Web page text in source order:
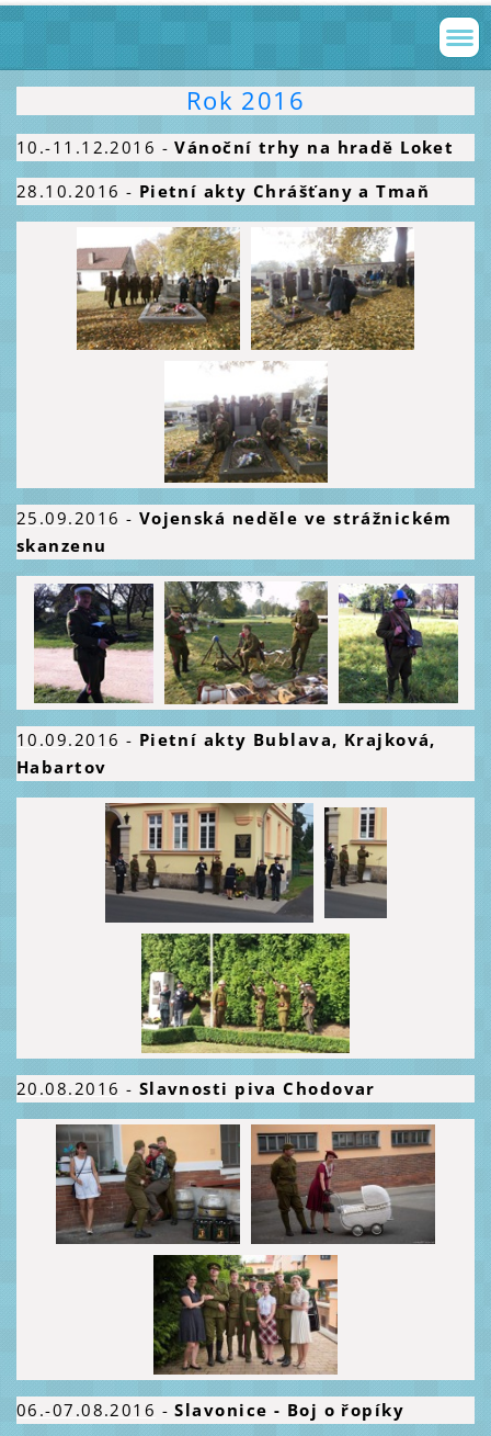
Rok 2016
10.-11.12.2016 -Vánoční trhy na hradě Loket
28.10.2016 - Pietní akty Chrášťany a Tmaň
25.09.2016 - Vojenská neděle ve strážnickém
skanzenu
10.09.2016 - Pietní akty Bublava, Krajková,
Habartov
20.08.2016 - Slavnosti piva Chodovar
06.-07.08.2016 - Slavonice - Boj o řopíky